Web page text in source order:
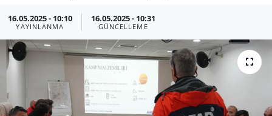
16.05.2025 - 10:10
YAYINLANMA
16.05.2025 - 10:31
GÜNCELLEME
Muğla
Politika